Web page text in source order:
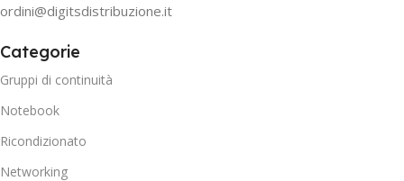
ordini@digitsdistribuzione.it
Categorie
Gruppi di continuità
Notebook
Ricondizionato
Networking